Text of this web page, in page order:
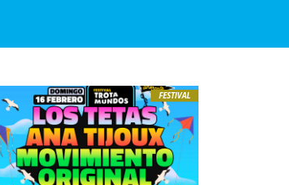
FESTIVAL